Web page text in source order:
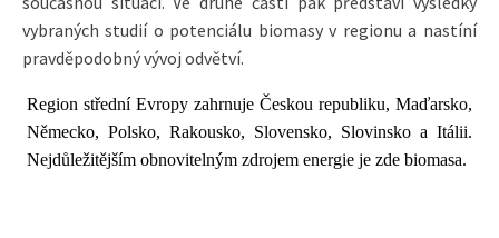
vybraných studií o potenciálu biomasy v regionu a nastíní
pravděpodobný vývoj odvětví.
Region střední Evropy zahrnuje Českou republiku, Maďarsko,
Německo, Polsko, Rakousko, Slovensko, Slovinsko a Itálii.
Nejdůležitějším obnovitelným zdrojem energie je zde biomasa.